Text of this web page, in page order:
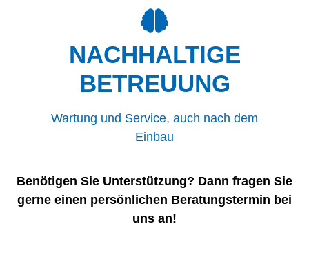
NACHHALTIGE
BETREUUNG
Wartung und Service, auch nach dem
Einbau
Benötigen Sie Unterstützung? Dann fragen Sie
gerne einen persönlichen Beratungstermin bei
uns an!